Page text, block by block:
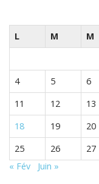
t
i
n
p
m
i
l
L M M
4
5 6
11
12 13
18
19 20
25
26 27
« Fév
Juin »